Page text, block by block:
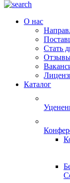
О нас
Стать
Каталог